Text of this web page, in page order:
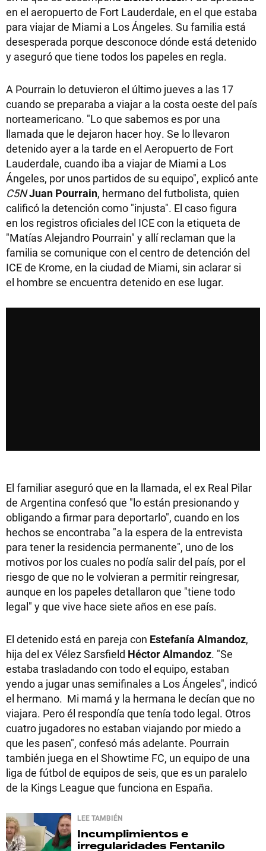
en el aeropuerto de Fort Lauderdale, en el que estaba
para viajar de Miami a Los Ángeles. Su familia está
desesperada porque desconoce dónde está detenido
y aseguró que tiene todos los papeles en regla.
A Pourrain lo detuvieron el último jueves a las 17
cuando se preparaba a viajar a la costa oeste del país
norteamericano. "Lo que sabemos es por una
llamada que le dejaron hacer hoy. Se lo llevaron
detenido ayer a la tarde en el Aeropuerto de Fort
Lauderdale, cuando iba a viajar de Miami a Los
Ángeles, por unos partidos de su equipo", explicó ante
C5NJuan Pourrain, hermano del futbolista, quien
calificó la detención como "injusta". El caso figura
en los registros oficiales del ICE con la etiqueta de
"Matías Alejandro Pourrain" y allí reclaman que la
familia se comunique con el centro de detención del
ICE de Krome, en la ciudad de Miami, sin aclarar si
el hombre se encuentra detenido en ese lugar.
El familiar aseguró que en la llamada, el ex Real Pilar
de Argentina confesó que "lo están presionando y
obligando a firmar para deportarlo", cuando en los
hechos se encontraba "a la espera de la entrevista
para tener la residencia permanente", uno de los
motivos por los cuales no podía salir del país, por el
riesgo de que no le volvieran a permitir reingresar,
aunque en los papeles detallaron que "tiene todo
legal" y que vive hace siete años en ese país.
El detenido está en pareja con Estefanía Almandoz,
hija del ex Vélez Sarsfield Héctor Almandoz. "Se
estaba trasladando con todo el equipo, estaban
yendo a jugar unas semifinales a Los Ángeles", indicó
el hermano. Mi mamá y la hermana le decían que no
viajara. Pero él respondía que tenía todo legal. Otros
cuatro jugadores no estaban viajando por miedo a
que les pasen", confesó más adelante. Pourrain
también juega en el Showtime FC, un equipo de una
liga de fútbol de equipos de seis, que es un paralelo
de la Kings League que funciona en España.
LEE TAMBIÉN
Incumplimientos e
irregularidades Fentanilo